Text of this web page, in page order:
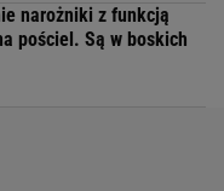
narożniki z funkcją
pościel. Są w boskich